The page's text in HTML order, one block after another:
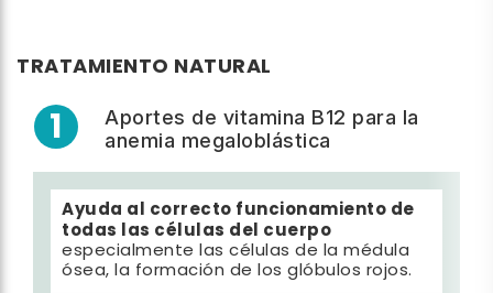
TRATAMIENTO NATURAL
1
Aportes de vitamina B12 para la
anemia megaloblástica
Ayuda al correcto funcionamiento de
todas las células del cuerpo
especialmente las células de la médula
ósea, la formación de los glóbulos rojos.